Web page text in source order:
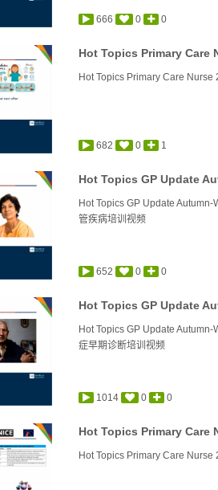
666 0 0
Hot Topics Primary Care
682 0 1
Hot Topics GP Update
管疾病培训视频
652 0 0
Hot Topics GP Update
症早期诊断培训视频
1014 0 0
Hot Topics Primary Care